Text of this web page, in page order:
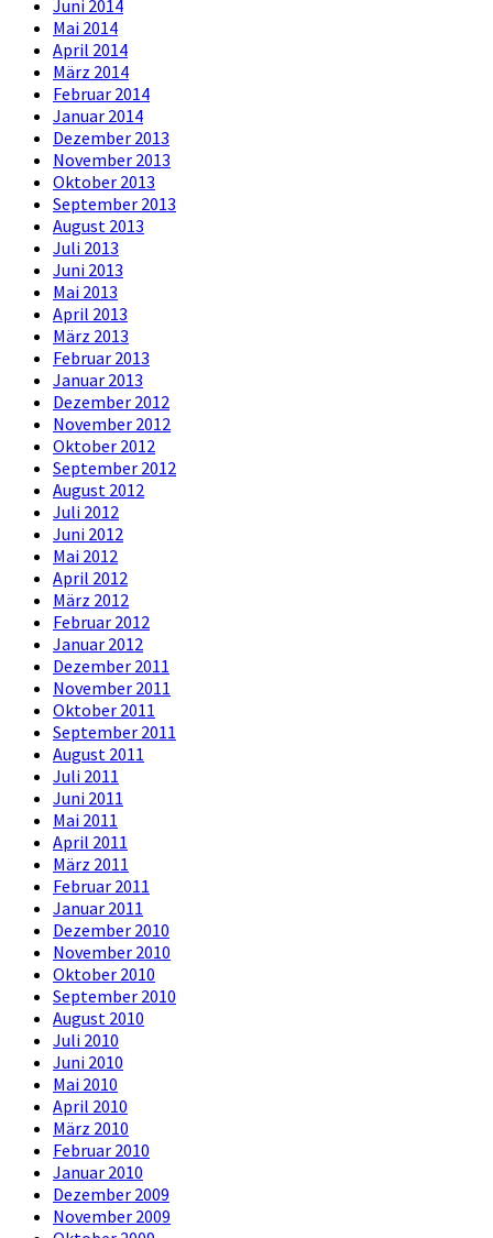
Juni 2014
Mai 2014
April 2014
März 2014
Februar 2014
Januar 2014
Dezember 2013
November 2013
Oktober 2013
September 2013
August 2013
Juli 2013
Juni 2013
Mai 2013
April 2013
März 2013
Februar 2013
Januar 2013
Dezember 2012
November 2012
Oktober 2012
September 2012
August 2012
Juli 2012
Juni 2012
Mai 2012
April 2012
März 2012
Februar 2012
Januar 2012
Dezember 2011
November 2011
Oktober 2011
September 2011
August 2011
Juli 2011
Juni 2011
Mai 2011
April 2011
März 2011
Februar 2011
Januar 2011
Dezember 2010
November 2010
Oktober 2010
September 2010
August 2010
Juli 2010
Juni 2010
Mai 2010
April 2010
März 2010
Februar 2010
Januar 2010
Dezember 2009
November 2009